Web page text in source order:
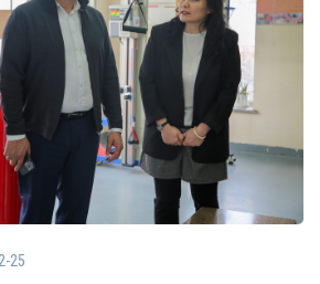
25